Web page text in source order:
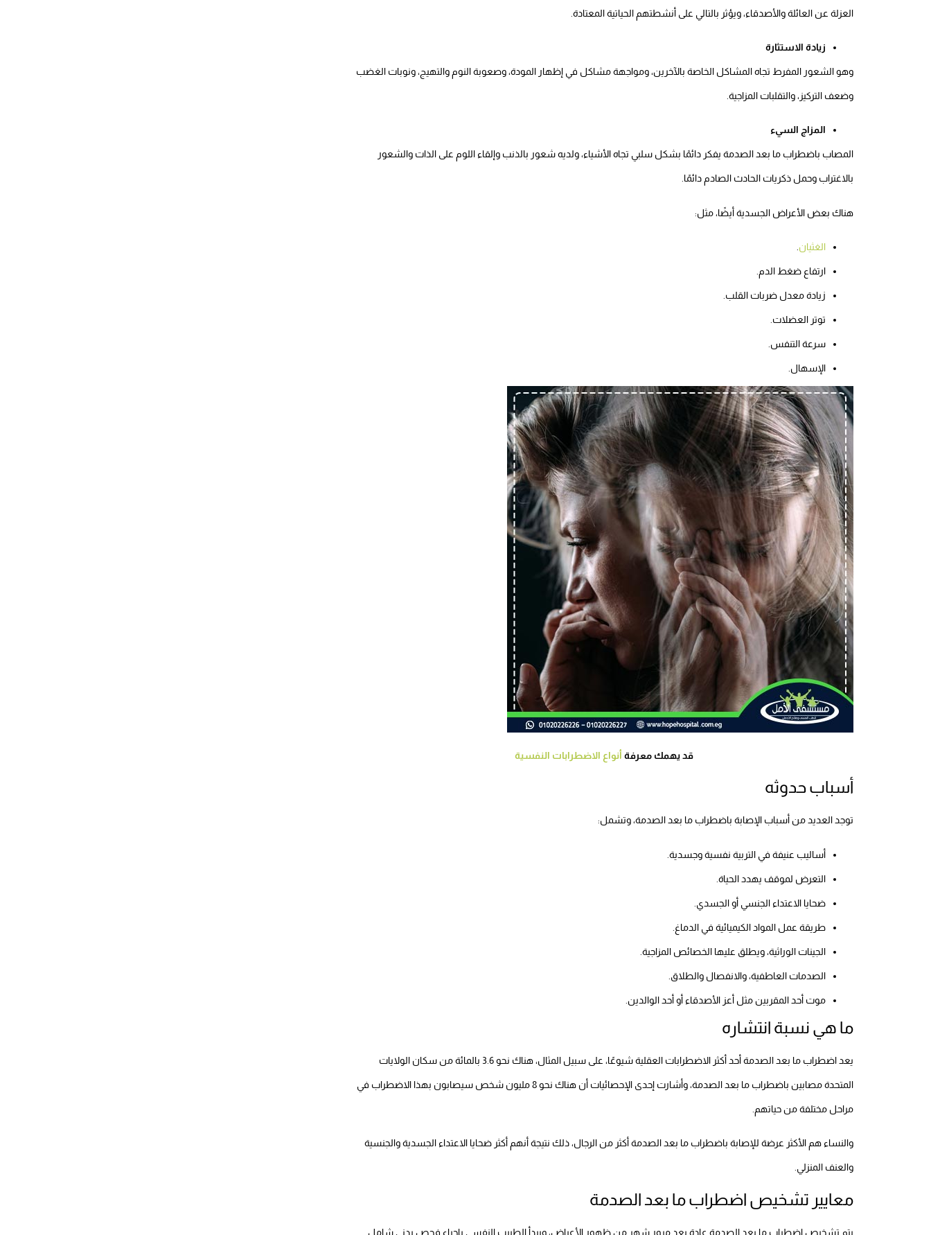
العزلة عن العائلة والأصدقاء، ويؤثر بالتالي على أنشطتهم الحياتية المعتادة.
زيادة الاستثارة
وهو الشعور المفرط تجاه المشاكل الخاصة بالآخرين، ومواجهة مشاكل في إظهار المودة، وصعوبة النوم والتهيج، ونوبات الغضب
وضعف التركيز، والتقلبات المزاجية.
المزاج السيء
المصاب باضطراب ما بعد الصدمة يفكر دائمًا بشكل سلبي تجاه الأشياء، ولديه شعور بالذنب وإلقاء اللوم على الذات والشعور
بالاغتراب وحمل ذكريات الحادث الصادم دائمًا.
هناك بعض الأعراض الجسدية أيضًا، مثل:
الغثيان
ارتفاع ضغط الدم.
زيادة معدل ضربات القلب.
توتر العضلات.
سرعة التنفس.
الإسهال.
قد يهمك معرفة أنواع الاضطرابات النفسية
أسباب حدوثه
توجد العديد من أسباب الإصابة باضطراب ما بعد الصدمة، وتشمل:
أساليب عنيفة في التربية نفسية وجسدية.
التعرض لموقف يهدد الحياة.
ضحايا الاعتداء الجنسي أو الجسدي.
طريقة عمل المواد الكيميائية في الدماغ.
الجينات الوراثية، ويطلق عليها الخصائص المزاجية.
الصدمات العاطفية، والانفصال والطلاق.
موت أحد المقربين مثل أعز الأصدقاء أو أحد الوالدين.
ما هي نسبة انتشاره
يعد اضطراب ما بعد الصدمة أحد أكثر الاضطرابات العقلية شيوعًا، على سبيل المثال، هناك نحو 3.6 بالمائة من سكان الولايات
المتحدة مصابين باضطراب ما بعد الصدمة، وأشارت إحدى الإحصائيات أن هناك نحو 8 مليون شخص سيصابون بهذا الاضطراب في
مراحل مختلفة من حياتهم.
والنساء هم الأكثر عرضة للإصابة باضطراب ما بعد الصدمة أكثر من الرجال، ذلك نتيجة أنهم أكثر ضحايا الاعتداء الجسدية والجنسية
والعنف المنزلي.
معايير تشخيص اضطراب ما بعد الصدمة
يتم تشخيص اضطراب ما بعد الصدمة عادة بعد مرور شهر من ظهور الأعراض، ويبدأ الطبيب النفسي بإجراء فحص بدني شامل